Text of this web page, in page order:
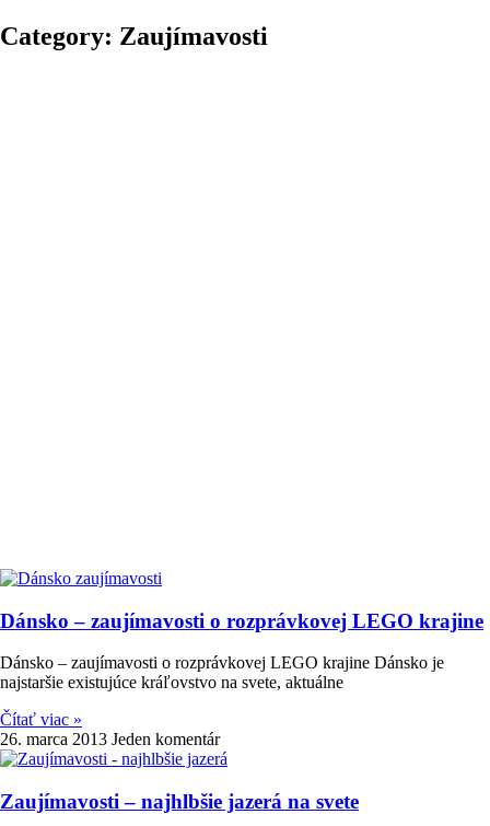
Category: Zaujímavosti
Dánsko – zaujímavosti o rozprávkovej LEGO krajine
Dánsko – zaujímavosti o rozprávkovej LEGO krajine Dánsko je
najstaršie existujúce kráľovstvo na svete, aktuálne
Čítať viac »
26. marca 2013 Jeden komentár
Zaujímavosti – najhlbšie jazerá na svete